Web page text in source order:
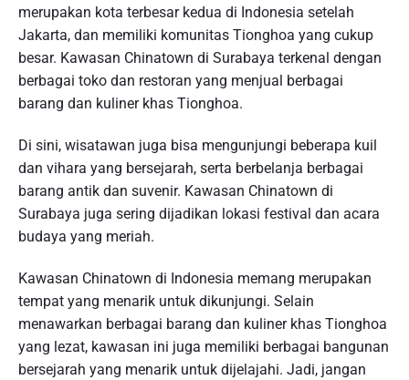
merupakan kota terbesar kedua di Indonesia setelah
Jakarta, dan memiliki komunitas Tionghoa yang cukup
besar. Kawasan Chinatown di Surabaya terkenal dengan
berbagai toko dan restoran yang menjual berbagai
barang dan kuliner khas Tionghoa.
Di sini, wisatawan juga bisa mengunjungi beberapa kuil
dan vihara yang bersejarah, serta berbelanja berbagai
barang antik dan suvenir. Kawasan Chinatown di
Surabaya juga sering dijadikan lokasi festival dan acara
budaya yang meriah.
Kawasan Chinatown di Indonesia memang merupakan
tempat yang menarik untuk dikunjungi. Selain
menawarkan berbagai barang dan kuliner khas Tionghoa
yang lezat, kawasan ini juga memiliki berbagai bangunan
bersejarah yang menarik untuk dijelajahi. Jadi, jangan